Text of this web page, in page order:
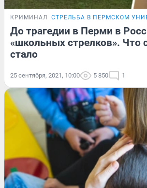
КРИМИНАЛ СТРЕЛЬБА В ПЕРМСКОМ
До трагедии в Перми в
«школьных стрелков». Что
стало
25 сентября, 2021, 10:00 5 850 1